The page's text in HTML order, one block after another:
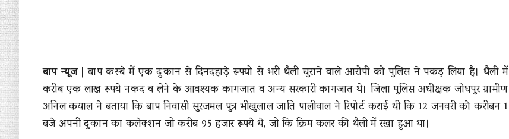
बाप न्यूज|बाप कस्बे में एक दुकान से दिनदहाड़े रूपयो से भरी थैली चुराने वाले आरोपी को पुलिस ने पकड़ लिया है। थैली में
करीब एक लाख रूपये नकद व लेने के आवश्यक कागजात व अन्य सरकारी कागजात थे। जिला पुलिस अधीक्षक जोधपुर ग्रामीण
अनिल कयाल ने बताया कि बाप निवासी सुरजमल पुत्र भीखुलाल जाति पालीवाल ने रिपोर्ट कराई थी कि 12 जनवरी काे करीबन 1
बजे अपनी दुकान का कलेक्शन जो करीब 95 हजार रूपये थे, जो कि क्रिम कलर की थैली में रखा हुआ था।